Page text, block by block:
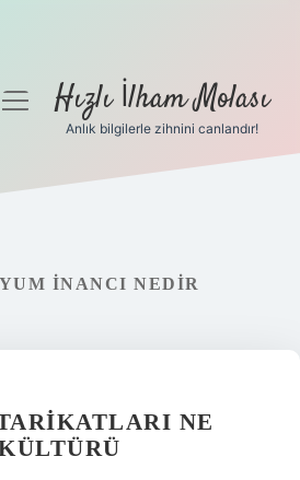
menüyüHızlı İlham Molası
Anlık bilgilerle zihnini canlandır!
INANCI NEDIR
NE